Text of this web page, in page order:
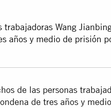
Wang
años y medio de prisión
de las personas
de tres años y